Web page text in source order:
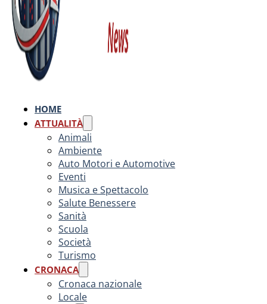
HOME
ATTUALITÀ
Animali
Ambiente
Auto Motori e Automotive
Eventi
Musica e Spettacolo
Salute Benessere
Sanità
Scuola
Società
Turismo
CRONACA
Cronaca nazionale
Locale